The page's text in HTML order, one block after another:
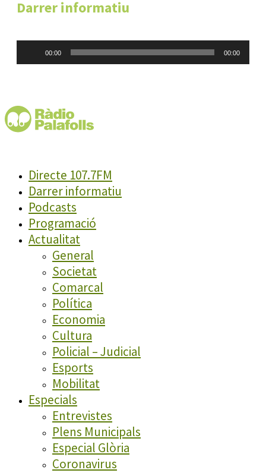
Darrer informatiu
00:00 00:00
Directe 107.7FM
Darrer informatiu
Podcasts
Programació
Actualitat
General
Societat
Comarcal
Política
Economia
Cultura
Policial – Judicial
Esports
Mobilitat
Especials
Entrevistes
Plens Municipals
Especial Glòria
Coronavirus